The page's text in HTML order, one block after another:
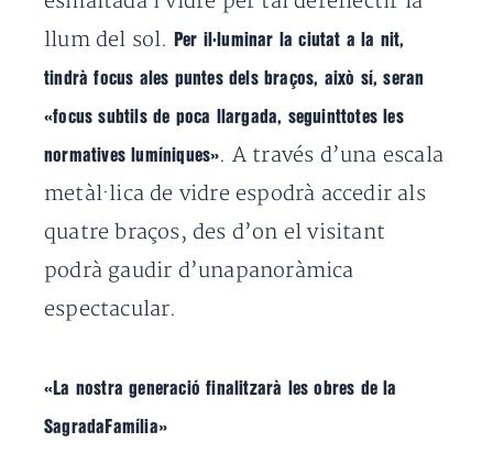
llum del sol.
Per il·luminar la ciutat a la nit,
tindrà focus ales puntes dels braços, això sí, seran
«focus subtils de poca llargada, seguinttotes les
normatives lumíniques». A través d’una escala
metàl·lica de vidre espodrà accedir als
quatre braços, des d’on el visitant
podrà gaudir d’unapanoràmica
espectacular.
«La nostra generació finalitzarà les obres de la
SagradaFamília»